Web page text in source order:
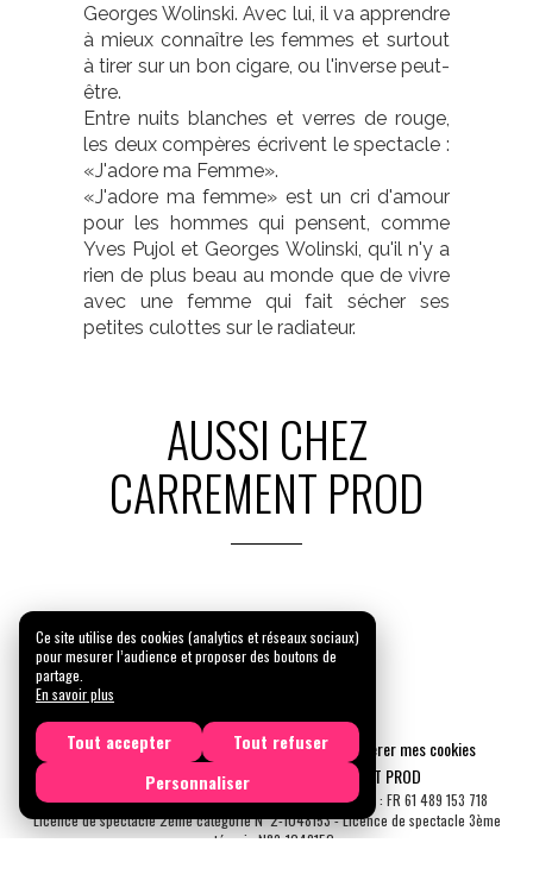
Georges Wolinski. Avec lui, il va apprendre
à mieux connaître les femmes et surtout
à tirer sur un bon cigare, ou l'inverse peut-
être.
Entre nuits blanches et verres de rouge,
les deux compères écrivent le spectacle :
«J'adore ma Femme».
«J'adore ma femme» est un cri d'amour
pour les hommes qui pensent, comme
Yves Pujol et Georges Wolinski, qu'il n'y a
rien de plus beau au monde que de vivre
avec une femme qui fait sécher ses
petites culottes sur le radiateur.
AUSSI CHEZ
CARREMENT PROD
Mentions légales Confidentialité
Gérer mes cookies
Tous droits réservés © 2026 |
CARREMENT PROD
N° SIRET : 489 153 718 00031 - APE : 9001 Z - N° TVA Int. : FR 61 489 153 718
Licence de spectacle 2ème catégorie N°2-1048153 - Licence de spectacle 3ème
catégorie N°3-1048152
Ce site utilise des cookies (analytics et réseaux sociaux)
pour mesurer l’audience et proposer des boutons de
partage.
En savoir plus
Tout accepter
Tout refuser
Personnaliser